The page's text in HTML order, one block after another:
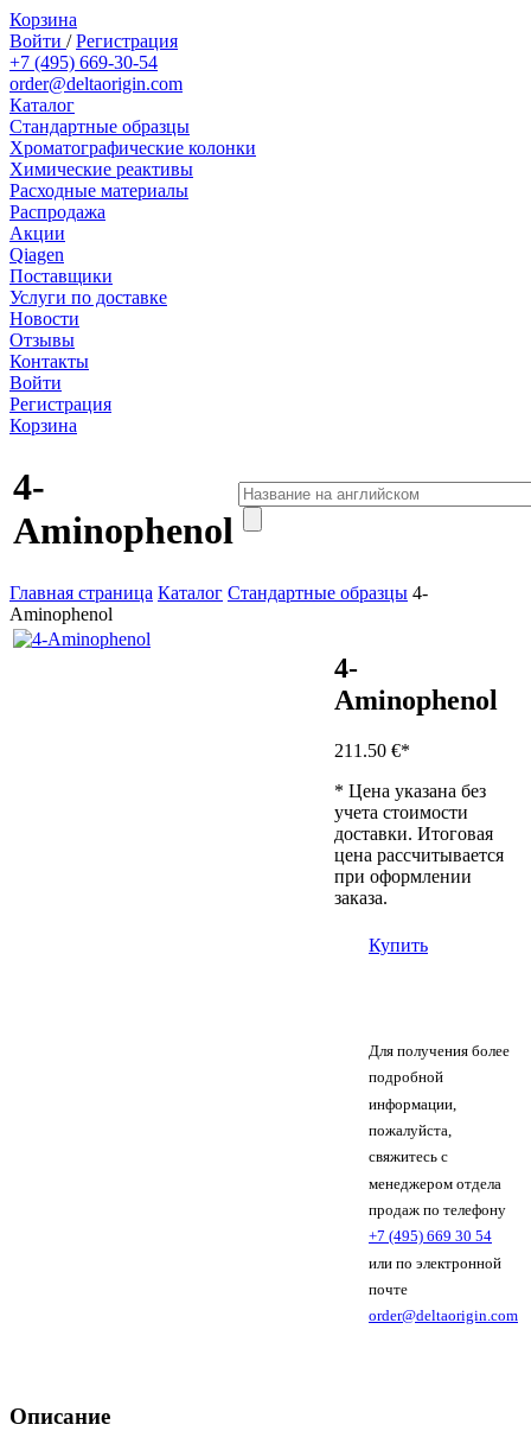
Корзина
Войти /Регистрация
+7 (495) 669-30-54
order@deltaorigin.com
Каталог
Стандартные образцы
Хроматографические колонки
Химические реактивы
Расходные материалы
Распродажа
Акции
Qiagen
Поставщики
Услуги по доставке
Новости
Отзывы
Контакты
Войти
Регистрация
Корзина
4-
Aminophenol
Главная страница Каталог Стандартные образцы 4-
Aminophenol
4-
Aminophenol
211.50 €*
* Цена указана без
учета стоимости
доставки. Итоговая
цена рассчитывается
при оформлении
заказа.
Купить
Для получения более
подробной
информации,
пожалуйста,
свяжитесь с
менеджером отдела
продаж по телефону
+7 (495) 669 30 54
или по электронной
почте
order@deltaorigin.com
Описание